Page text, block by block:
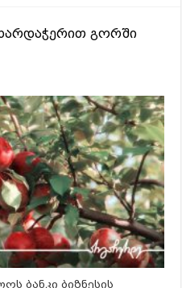
გორში
ბანკი ბიზნესის